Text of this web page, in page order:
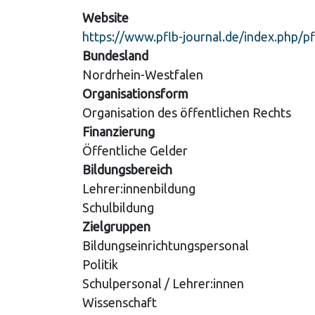
Website
https://www.pflb-journal.de/index.php/
Bundesland
Nordrhein-Westfalen
Organisationsform
Organisation des öffentlichen Rechts
Finanzierung
Öffentliche Gelder
Bildungsbereich
Lehrer:innenbildung
Schulbildung
Zielgruppen
Bildungseinrichtungspersonal
Politik
Schulpersonal / Lehrer:innen
Wissenschaft